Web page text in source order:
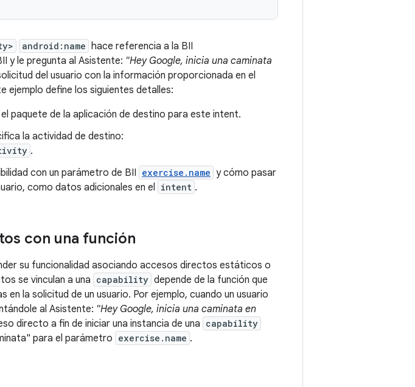
android:name hace referencia a la BII
y le pregunta al Asistente: "Hey Google, inicia una caminata
del usuario con la información proporcionada en el
ejemplo define los siguientes detalles:
paquete de la aplicación de destino para este intent.
la actividad de destino:
.
con un parámetro de BII exercise.name y cómo pasar
como datos adicionales en el intent .
con una función
su funcionalidad asociando accesos directos estáticos o
se vinculan a una capability depende de la función que
en la solicitud de un usuario. Por ejemplo, cuando un usuario
al Asistente: "Hey Google, inicia una caminata en
directo a fin de iniciar una instancia de una capability
para el parámetro exercise.name .